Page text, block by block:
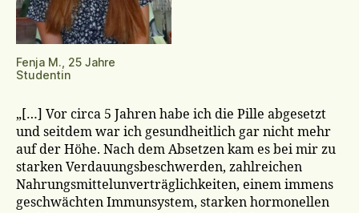
Fenja M., 25 Jahre
Studentin
„[…] Vor circa 5 Jahren habe ich die Pille abgesetzt
und seitdem war ich gesundheitlich gar nicht mehr
auf der Höhe. Nach dem Absetzen kam es bei mir zu
starken Verdauungsbeschwerden, zahlreichen
Nahrungsmittelunverträglichkeiten, einem immens
geschwächten Immunsystem, starken hormonellen